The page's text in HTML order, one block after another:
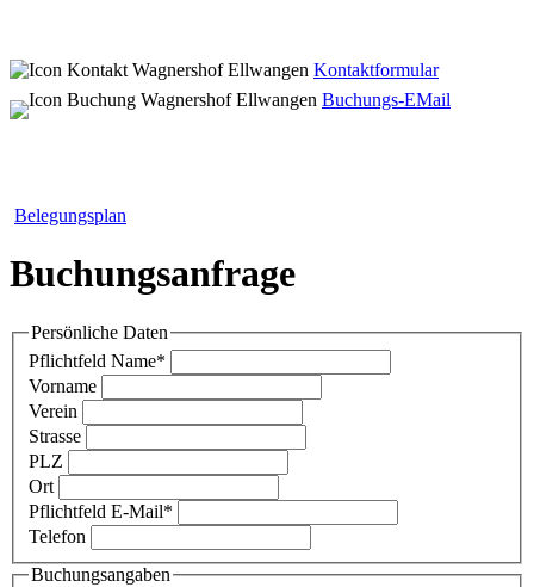
Kontaktformular
Buchungs-EMail
Belegungsplan
Buchungsanfrage
Persönliche Daten
Pflichtfeld Name*
Vorname
Verein
Strasse
PLZ
Ort
Pflichtfeld E-Mail*
Telefon
Buchungsangaben